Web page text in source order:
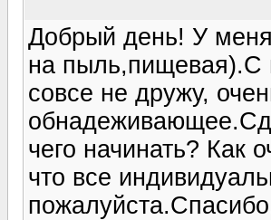
Добрый день! У меня
на пыль,пищевая).С
совсе не дружу,
чего начинать? Как
что все